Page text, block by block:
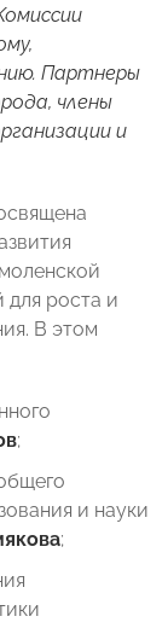
Партнеры
члены
и
роста и
В этом
;
и науки
;